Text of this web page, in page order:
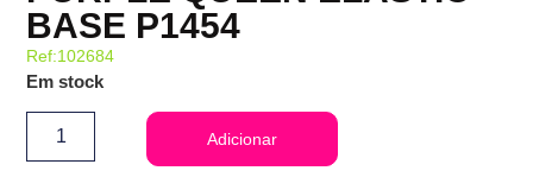
BASE P1454
Ref:102684
Em stock
Adicionar